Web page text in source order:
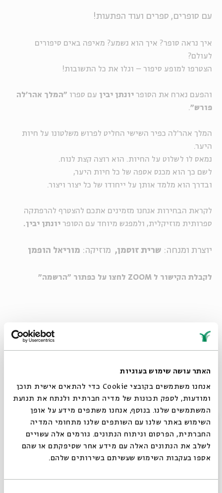
האתר עושה שימוש בעוגיות
אנחנו משתמשים בקובצי Cookie כדי להתאים אישית תוכן
ומודעות, לספק תכונות של מדיה חברתית ולנתח את תנועת
המשתמשים שלנו. בנוסף, אנחנו משתפים מידע על אופן
השימוש באתר שלנו עם השותפים שלנו מתחומי המדיה
החברתית, הפרסום וניתוח הנתונים. גורמים אלה עשויים
לשלב את הנתונים האלה עם מידע אחר שסיפקתם או שהם
אספו בעקבות השימוש שעשיתם בשירותים שלהם.
עם סופרים, ספרים ועוד הפתעות!
איך נראה סופר? איך הוא נשמע? מאיפה באים סיפורים
לעולם?
הצטרפו למופע סיפור – וגלו את כל התשובות!
והפעם נארח את הסופר יונתן יבין עם ספרו "המלך אהר'לה
פורש".
המלך אהר'לה כפיר השישי החליט לפרוש משלטונו על חיות
היער.
נמאס לו לשלוט על החיות. הוא רוצה קצת לנוח.
לשם כך הוא מכנס אספה של כל חיות היער,
ובדרך הוא מלמד אותן על ייחודו של כל יצור ויצור.
לקראת הבחירות אנחנו מזמינים אתכם להצטרף להרפתקה
ספרותית מוזיקלית, ולמפגש מיוחד עם הסופר יונתן יבין.
יוצרת ומנחה: שרית זוסמן, מוזיקה: מוריאל הופמן
לקבלת הקישור ל ZOOM לחצו על כפתור "הרשמה"
_
איך נראית סופרת? כיצד היא נשמעת? ומנין בעצם מגיעים
סיפורים לעולם? "מופע סיפור", האירוע הספרותי-מוזיקלי
סגור